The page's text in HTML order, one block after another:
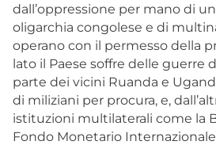
dall’oppressione per mano di
oligarchia congolese e di
operano con il permesso della
lato il Paese soffre delle guerre
parte dei vicini Ruanda e
di miliziani per procura, e,
istituzioni multilaterali come la
Fondo Monetario